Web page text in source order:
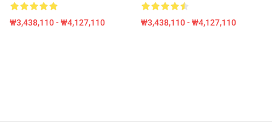
₩3,438,110 - ₩4,127,110 ₩3,438,110 - ₩4,127,110